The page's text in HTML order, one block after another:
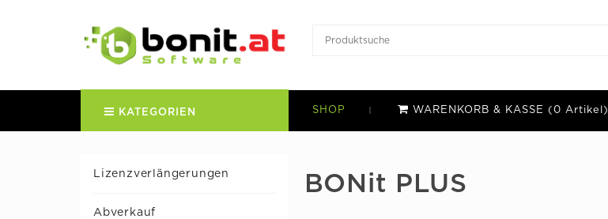
SHOP WARENKORB & KASSE (0 Artikel)
KATEGORIEN
Lizenzverlängerungen
Abverkauf
BONit PLUS